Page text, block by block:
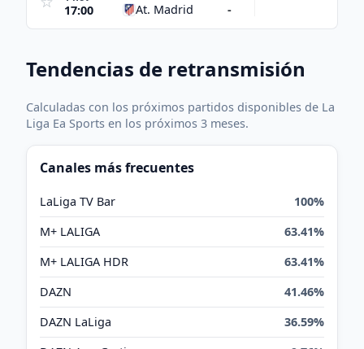
17:00
At. Madrid
-
Tendencias de retransmisión
Calculadas con los próximos partidos disponibles de La
Liga Ea Sports en los próximos 3 meses.
Canales más frecuentes
LaLiga TV Bar
100%
M+ LALIGA
63.41%
M+ LALIGA HDR
63.41%
DAZN
41.46%
DAZN LaLiga
36.59%